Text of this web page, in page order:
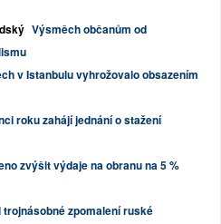
Výsměch občanům od
v Istanbulu vyhrožovalo obsazením
roku zahájí jednání o stažení
zvýšit výdaje na obranu na 5 %
zpomalení ruské